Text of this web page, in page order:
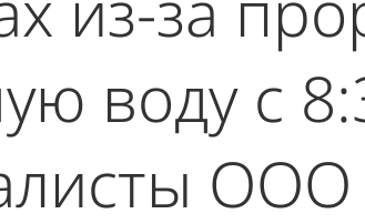
воду с
ООО